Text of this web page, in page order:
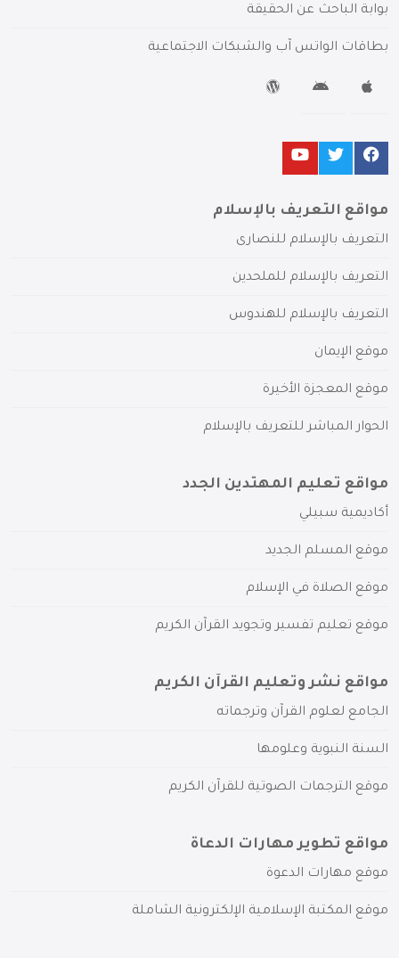
بوابة الباحث عن الحقيقة
بطاقات الواتس آب والشبكات الاجتماعية
مواقع التعريف بالإسلام
التعريف بالإسلام للنصارى
التعريف بالإسلام للملحدين
التعريف بالإسلام للهندوس
موقع الإيمان
موقع المعجزة الأخيرة
الحوار المباشر للتعريف بالإسلام
مواقع تعليم المهتدين الجدد
أكاديمية سبيلي
موقع المسلم الجديد
موقع الصلاة في الإسلام
موقع تعليم تفسير وتجويد القرآن الكريم
مواقع نشر وتعليم القرآن الكريم
الجامع لعلوم القرآن وترجماته
السنة النبوية وعلومها
موقع الترجمات الصوتية للقرآن الكريم
مواقع تطوير مهارات الدعاة
موقع مهارات الدعوة
موقع المكتبة الإسلامية الإلكترونية الشاملة